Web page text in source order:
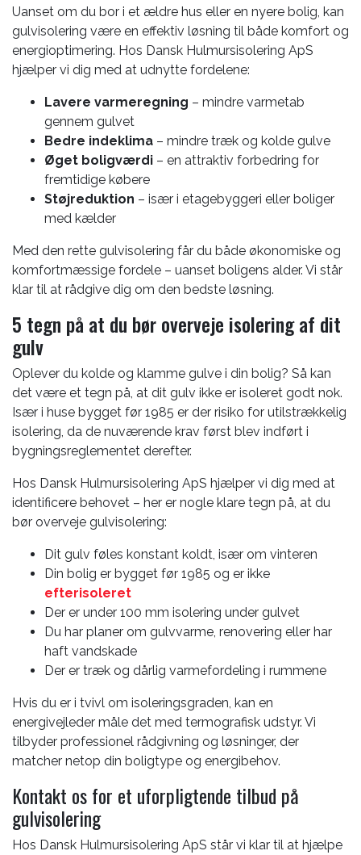
Uanset om du bor i et ældre hus eller en nyere bolig, kan
gulvisolering være en effektiv løsning til både komfort og
energioptimering. Hos Dansk Hulmursisolering ApS
hjælper vi dig med at udnytte fordelene:
Lavere varmeregning – mindre varmetab
gennem gulvet
Bedre indeklima – mindre træk og kolde gulve
Øget boligværdi – en attraktiv forbedring for
fremtidige købere
Støjreduktion – især i etagebyggeri eller boliger
med kælder
Med den rette gulvisolering får du både økonomiske og
komfortmæssige fordele – uanset boligens alder. Vi står
klar til at rådgive dig om den bedste løsning.
5 tegn på at du bør overveje isolering af dit
gulv
Oplever du kolde og klamme gulve i din bolig? Så kan
det være et tegn på, at dit gulv ikke er isoleret godt nok.
Især i huse bygget før 1985 er der risiko for utilstrækkelig
isolering, da de nuværende krav først blev indført i
bygningsreglementet derefter.
Hos Dansk Hulmursisolering ApS hjælper vi dig med at
identificere behovet – her er nogle klare tegn på, at du
bør overveje gulvisolering:
Dit gulv føles konstant koldt, især om vinteren
Din bolig er bygget før 1985 og er ikke
efterisoleret
Der er under 100 mm isolering under gulvet
Du har planer om gulvvarme, renovering eller har
haft vandskade
Der er træk og dårlig varmefordeling i rummene
Hvis du er i tvivl om isoleringsgraden, kan en
energivejleder måle det med termografisk udstyr. Vi
tilbyder professionel rådgivning og løsninger, der
matcher netop din boligtype og energibehov.
Kontakt os for et uforpligtende tilbud på
gulvisolering
Hos Dansk Hulmursisolering ApS står vi klar til at hjælpe